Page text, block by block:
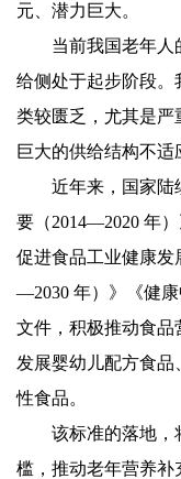
元、潜力巨大。
当前我国老年人
给侧处于起步阶段。
类较匮乏，尤其是严
巨大的供给结构不适
近年来，国家陆
要（2014—2020 年
促进食品工业健康发
—2030 年）》《健
文件，积极推动食品
发展婴幼儿配方食
性食品。
该标准的落地，
槛，推动老年营养补